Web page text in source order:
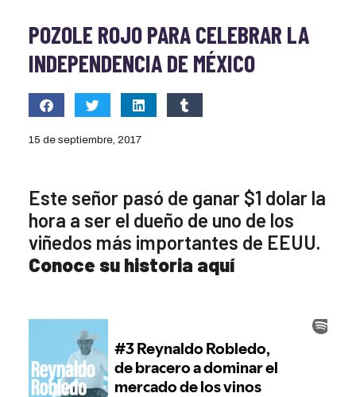
POZOLE ROJO PARA CELEBRAR LA
INDEPENDENCIA DE MÉXICO
15 de septiembre, 2017
Este señor pasó de ganar $1 dolar la
hora a ser el dueño de uno de los
viñedos más importantes de EEUU.
Conoce su historia aquí